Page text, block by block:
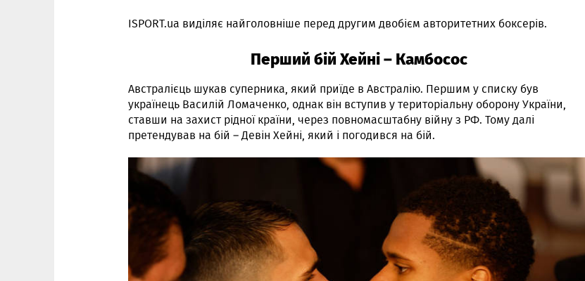
ISPORT.ua виділяє найголовніше перед другим двобієм авторитетних боксерів.
Перший бій Хейні – Камбосос
Австралієць шукав суперника, який приїде в Австралію. Першим у списку був
українець Василій Ломаченко, однак він вступив у територіальну оборону України,
ставши на захист рідної країни, через повномасштабну війну з РФ. Тому далі
претендував на бій – Девін Хейні, який і погодився на бій.